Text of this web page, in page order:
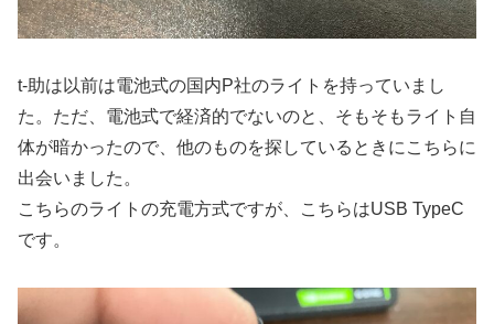
t-助は以前は電池式の国内P社のライトを持っていまし
た。ただ、電池式で経済的でないのと、そもそもライト自
体が暗かったので、他のものを探しているときにこちらに
出会いました。
こちらのライトの充電方式ですが、こちらはUSB TypeC
です。